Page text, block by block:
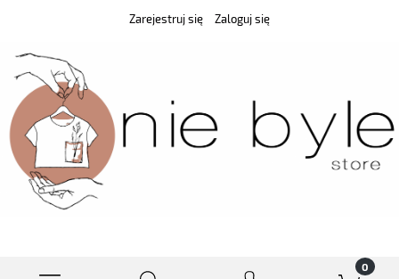
Zarejestruj się Zaloguj się